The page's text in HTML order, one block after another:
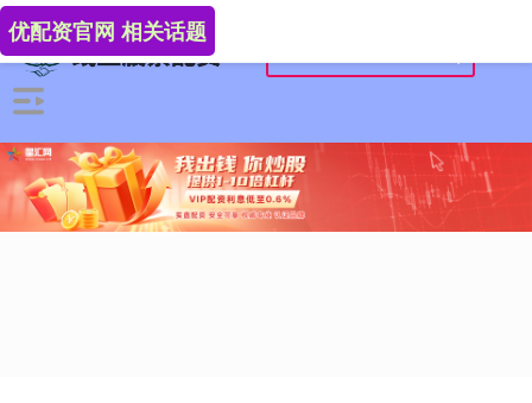
优配资官网 相关话题